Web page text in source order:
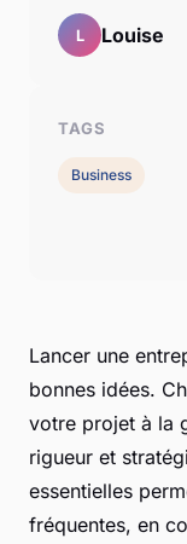
Lancer une
bonnes idées.
votre projet à la
rigueur et
essentielles
fréquentes, en
L Louise
TAGS
Business